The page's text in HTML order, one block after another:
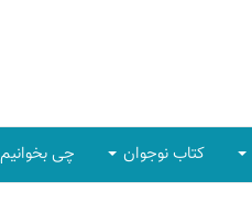
كتاب نوجوان چی